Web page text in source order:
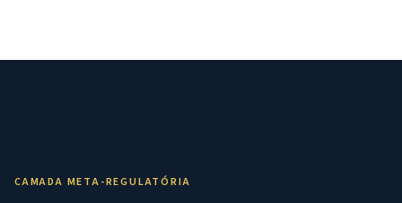
CAMADA META-REGULATÓRIA